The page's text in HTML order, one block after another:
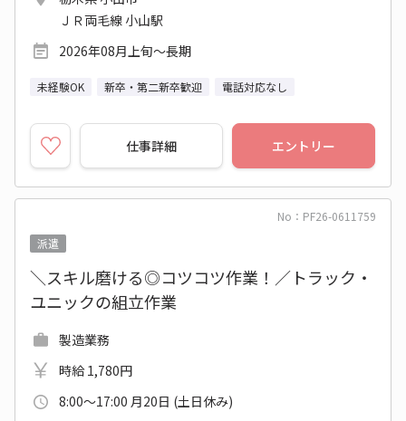
ＪＲ両毛線 小山駅
2026年08月上旬～長期
未経験OK 新卒・第二新卒歓迎 電話対応なし
仕事詳細 エントリー
No：PF26-0611759
派遣
＼スキル磨ける◎コツコツ作業！／トラック・
ユニックの組立作業
製造業務
時給 1,780円
8:00～17:00 月20日 (土日休み)